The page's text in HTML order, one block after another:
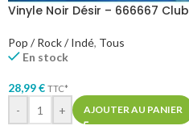
Vinyle Noir Désir – 666667 Club
Pop / Rock / Indé, Tous
En stock
28,99€ TTC*
- + AJOUTER AU PANIER